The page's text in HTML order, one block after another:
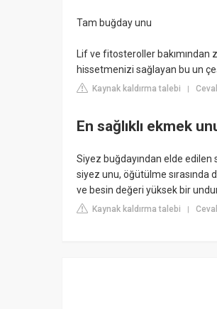
Tam buğday unu
Lif ve fitosteroller bakımından
hissetmenizi sağlayan bu un
Kaynak kaldırma talebi |
En sağlıklı ekmek
Siyez buğdayından elde edilen
siyez unu, öğütülme sırasında
ve besin değeri yüksek bir
Kaynak kaldırma talebi |